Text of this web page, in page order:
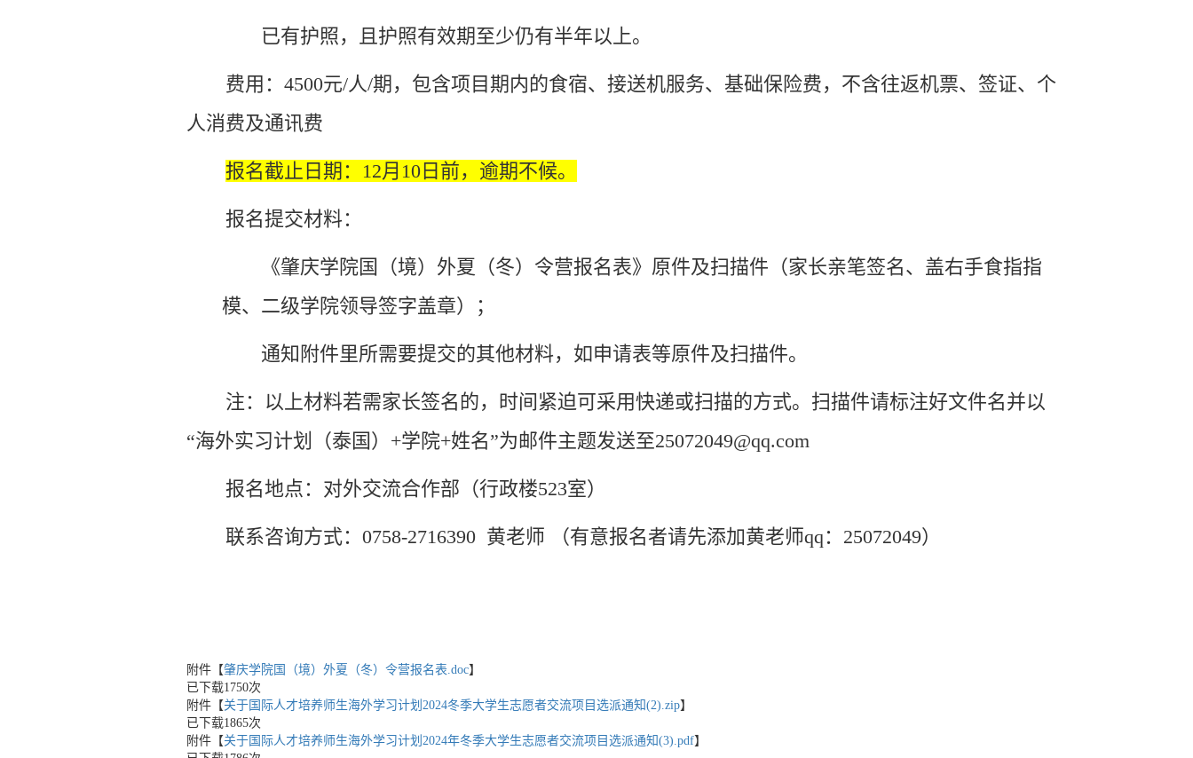
已有护照，且护照有效期至少仍有半年以上。
费用： 4500元/人/期，包含项目期内的食宿、接送机服务、基础保险费，不含往返机票、签证、个
人消费及通讯费
报名截止日期：12月10日前，逾期不候。
报名提交材料：
《肇庆学院国（境）外夏（冬）令营报名表》原件及扫描件（家长亲笔签名、盖右手食指指
模、二级学院领导签字盖章）；
通知附件里所需要提交的其他材料，如申请表等原件及扫描件。
注：以上材料若需家长签名的，时间紧迫可采用快递或扫描的方式。扫描件请标注好文件名并以
“海外实习计划（泰国）+学院+姓名”为邮件主题发送至25072049@qq.com
报名地点：对外交流合作部（行政楼523室）
联系咨询方式：0758-2716390 黄老师 （有意报名者请先添加黄老师qq：25072049）
附件【肇庆学院国（境）外夏（冬）令营报名表.doc】
已下载1750次
附件【关于国际人才培养师生海外学习计划2024冬季大学生志愿者交流项目选派通知(2).zip】
已下载1865次
附件【关于国际人才培养师生海外学习计划2024年冬季大学生志愿者交流项目选派通知(3).pdf】